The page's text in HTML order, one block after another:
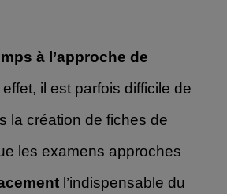
à l’approche de
effet, il est parfois difficile de
la création de fiches de
les examens approches
l’indispensable du